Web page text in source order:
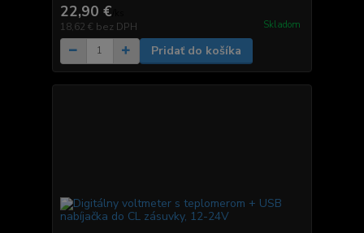
22,90 €
18,62 € bez DPH Skladom
Pridať do košíka